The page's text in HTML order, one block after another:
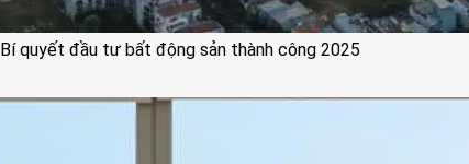
Bí quyết đầu tư bất động sản thành công 2025